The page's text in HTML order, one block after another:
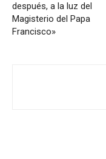
después, a la luz del
Magisterio del Papa
Francisco»